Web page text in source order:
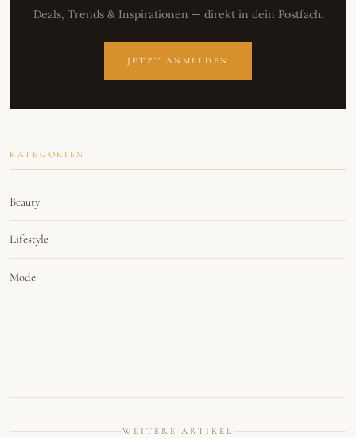
Deals, Trends & Inspirationen — direkt in dein Postfach.
JETZT ANMELDEN
KATEGORIEN
Beauty
Lifestyle
Mode
WEITERE ARTIKEL